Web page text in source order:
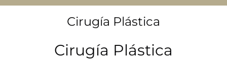
Cirugía Plástica
Cirugía Plástica